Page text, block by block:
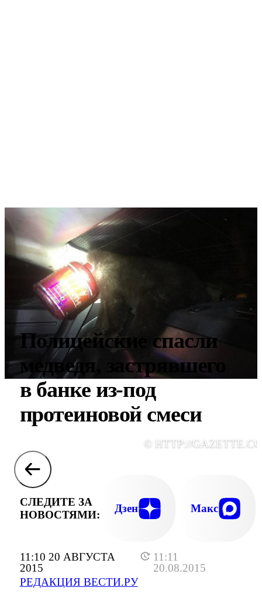
11:10 20 АВГУСТА
2015
11:11
20.08.2015
РЕДАКЦИЯ ВЕСТИ.РУ
Полицейские спасли
медведя, застрявшего
в банке из-под
протеиновой смеси
© HTTP://
СЛЕДИТЕ ЗА
НОВОСТЯМИ:
Дзен Макс